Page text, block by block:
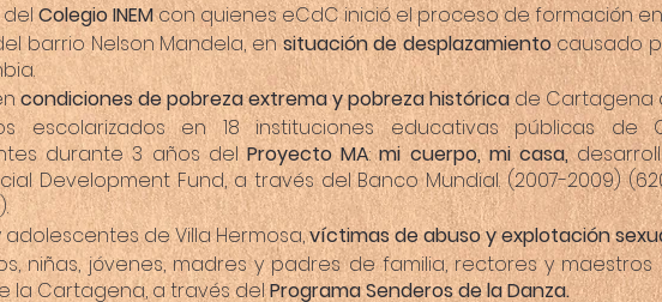
delColegio INEMcon quienes eCdC inició el proceso de formación en
del barrio Nelson Mandela, ensituación de desplazamientocausado
condiciones de pobreza extrema y pobreza históricade Cartagena
escolarizados en 18 instituciones educativas públicas de
durante 3 años delProyecto MA:mi cuerpo, mi casa,
Development Fund, a través del Banco Mundial. (2007-2009)
adolescentes de Villa Hermosa,víctimas de abuso y explotación
niñas, jóvenes, madres y padres de familia, rectores y
la Cartagena, a través delPrograma Senderos de la Danza.